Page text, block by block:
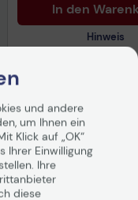
In den
Hinweis
Switching-
und andere
um Ihnen ein
Klick auf „OK“
Ihrer Einwilligung
Ihre
diese